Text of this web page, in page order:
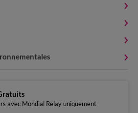
avec Mondial Relay uniquement